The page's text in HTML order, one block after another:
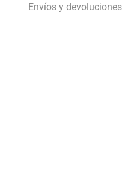
Envíos y devoluciones